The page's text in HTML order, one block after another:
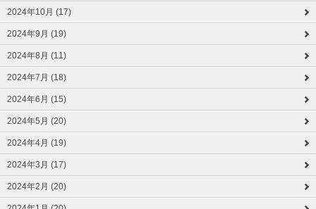
2024年10月 (17)
2024年9月 (19)
2024年8月 (11)
2024年7月 (18)
2024年6月 (15)
2024年5月 (20)
2024年4月 (19)
2024年3月 (17)
2024年2月 (20)